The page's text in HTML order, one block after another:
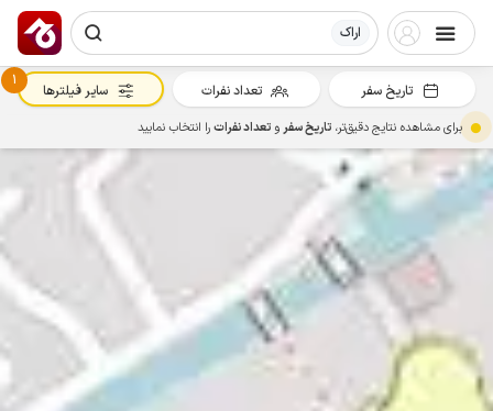
اراک
تاریخ سفر تعداد نفرات
1
سایر فیلترها
برای مشاهده نتایج دقیق‌تر، تاریخ سفرو تعداد نفراترا انتخاب نمایید